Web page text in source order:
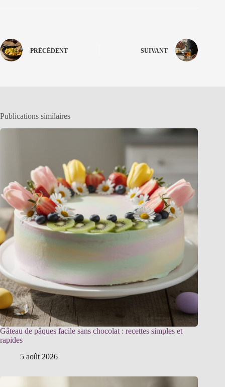
PRÉCÉDENT SUIVANT
Publications similaires
Gâteau de pâques facile sans chocolat : recettes simples et
rapides
5 août 2026